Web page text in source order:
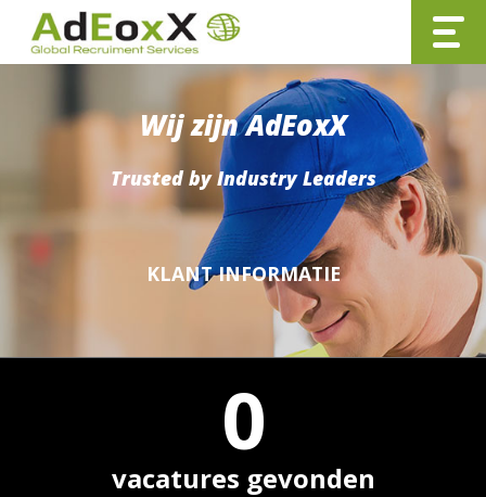
Wij zijn AdEoxX
Trusted by Industry Leaders
KLANT INFORMATIE
0
vacatures gevonden